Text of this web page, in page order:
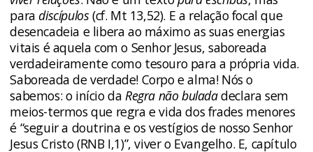
paradiscípulos (cf. Mt 13,52). E a relação focal que
desencadeia e libera ao máximo as suas energias
vitais é aquela com o Senhor Jesus, saboreada
verdadeiramente como tesouro para a própria vida.
Saboreada de verdade! Corpo e alma! Nós o
sabemos: o início da Regra não buladadeclara sem
meios-termos que regra e vida dos frades menores
é “seguir a doutrina e os vestígios de nosso Senhor
Jesus Cristo (RNB I,1)”, viver o Evangelho. E, capítulo